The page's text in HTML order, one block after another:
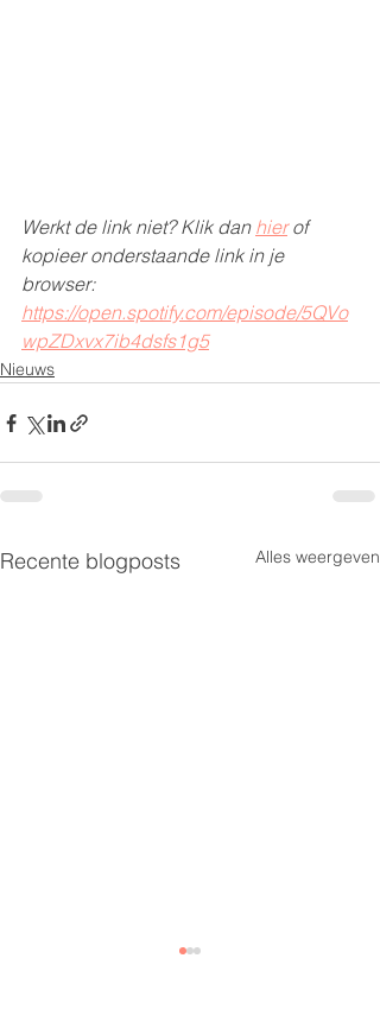
Werkt de link niet? Klik dan hier of
kopieer onderstaande link in je
browser:
https://open.spotify.com/episode/5QVo
wpZDxvx7ib4dsfs1g5
Nieuws
Recente blogposts Alles weergeven